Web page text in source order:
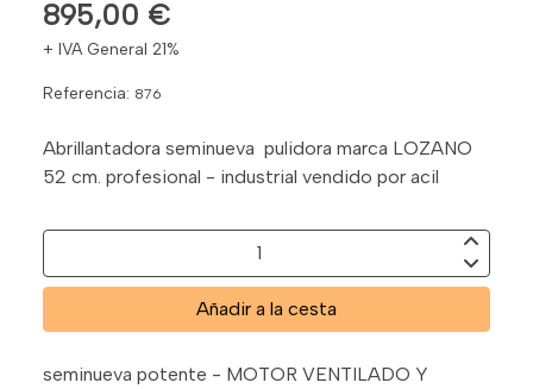
895,00 €
+ IVA General 21%
Referencia: 876
Abrillantadora seminueva pulidora marca LOZANO
52 cm. profesional - industrial vendido por acil
Añadir a la cesta
seminueva potente - MOTOR VENTILADO Y